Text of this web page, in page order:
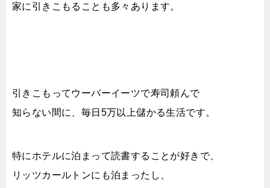
家に引きこもることも多々あります。
引きこもってウーバーイーツで寿司頼んで
知らない間に、毎日5万以上儲かる生活です。
特にホテルに泊まって読書することが好きで、
リッツカールトンにも泊まったし、